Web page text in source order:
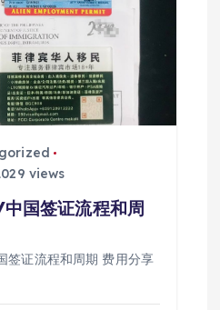
views
国签证流程和周
签证流程和周期 费用分享